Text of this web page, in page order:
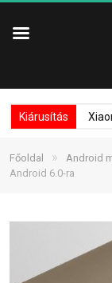
Kiárusítás
Főoldal » Android
Android 6.0-ra